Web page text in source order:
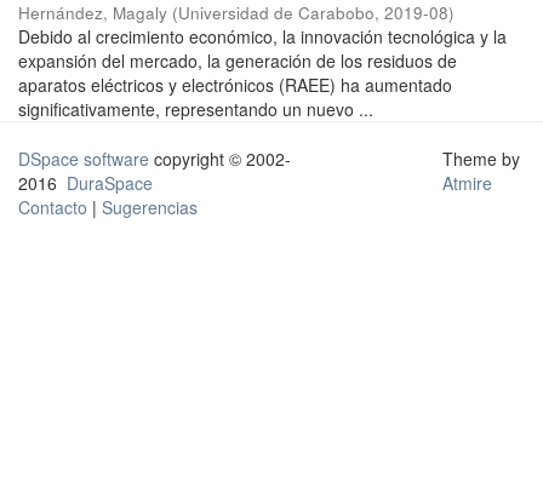
Hernández, Magaly (Universidad de Carabobo, 2019-08)
Debido al crecimiento económico, la innovación tecnológica y la
expansión del mercado, la generación de los residuos de
aparatos eléctricos y electrónicos (RAEE) ha aumentado
significativamente, representando un nuevo ...
DSpace software copyright © 2002-
2016 DuraSpace
Contacto | Sugerencias
Theme by
Atmire